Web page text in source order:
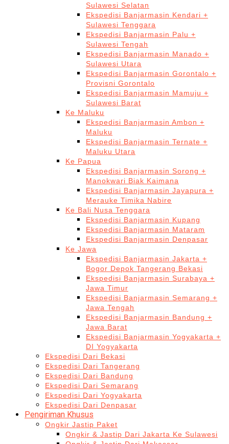
Sulawesi Selatan
Ekspedisi Banjarmasin Kendari +
Sulawesi Tenggara
Ekspedisi Banjarmasin Palu +
Sulawesi Tengah
Ekspedisi Banjarmasin Manado +
Sulawesi Utara
Ekspedisi Banjarmasin Gorontalo +
Provisni Gorontalo
Ekspedisi Banjarmasin Mamuju +
Sulawesi Barat
Ke Maluku
Ekspedisi Banjarmasin Ambon +
Maluku
Ekspedisi Banjarmasin Ternate +
Maluku Utara
Ke Papua
Ekspedisi Banjarmasin Sorong +
Manokwari Biak Kaimana
Ekspedisi Banjarmasin Jayapura +
Merauke Timika Nabire
Ke Bali Nusa Tenggara
Ekspedisi Banjarmasin Kupang
Ekspedisi Banjarmasin Mataram
Ekspedisi Banjarmasin Denpasar
Ke Jawa
Ekspedisi Banjarmasin Jakarta +
Bogor Depok Tangerang Bekasi
Ekspedisi Banjarmasin Surabaya +
Jawa Timur
Ekspedisi Banjarmasin Semarang +
Jawa Tengah
Ekspedisi Banjarmasin Bandung +
Jawa Barat
Ekspedisi Banjarmasin Yogyakarta +
DI Yogyakarta
Ekspedisi Dari Bekasi
Ekspedisi Dari Tangerang
Ekspedisi Dari Bandung
Ekspedisi Dari Semarang
Ekspedisi Dari Yogyakarta
Ekspedisi Dari Denpasar
Pengiriman Khusus
Ongkir Jastip Paket
Ongkir & Jastip Dari Jakarta Ke Sulawesi